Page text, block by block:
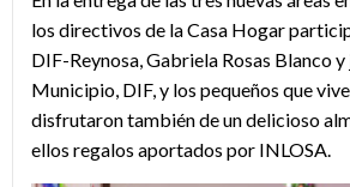
los directivos de la Casa Hogar
DIF-Reynosa, Gabriela Rosas Blanco
Municipio, DIF, y los pequeños que
disfrutaron también de un delicioso
ellos regalos aportados por INLOSA.